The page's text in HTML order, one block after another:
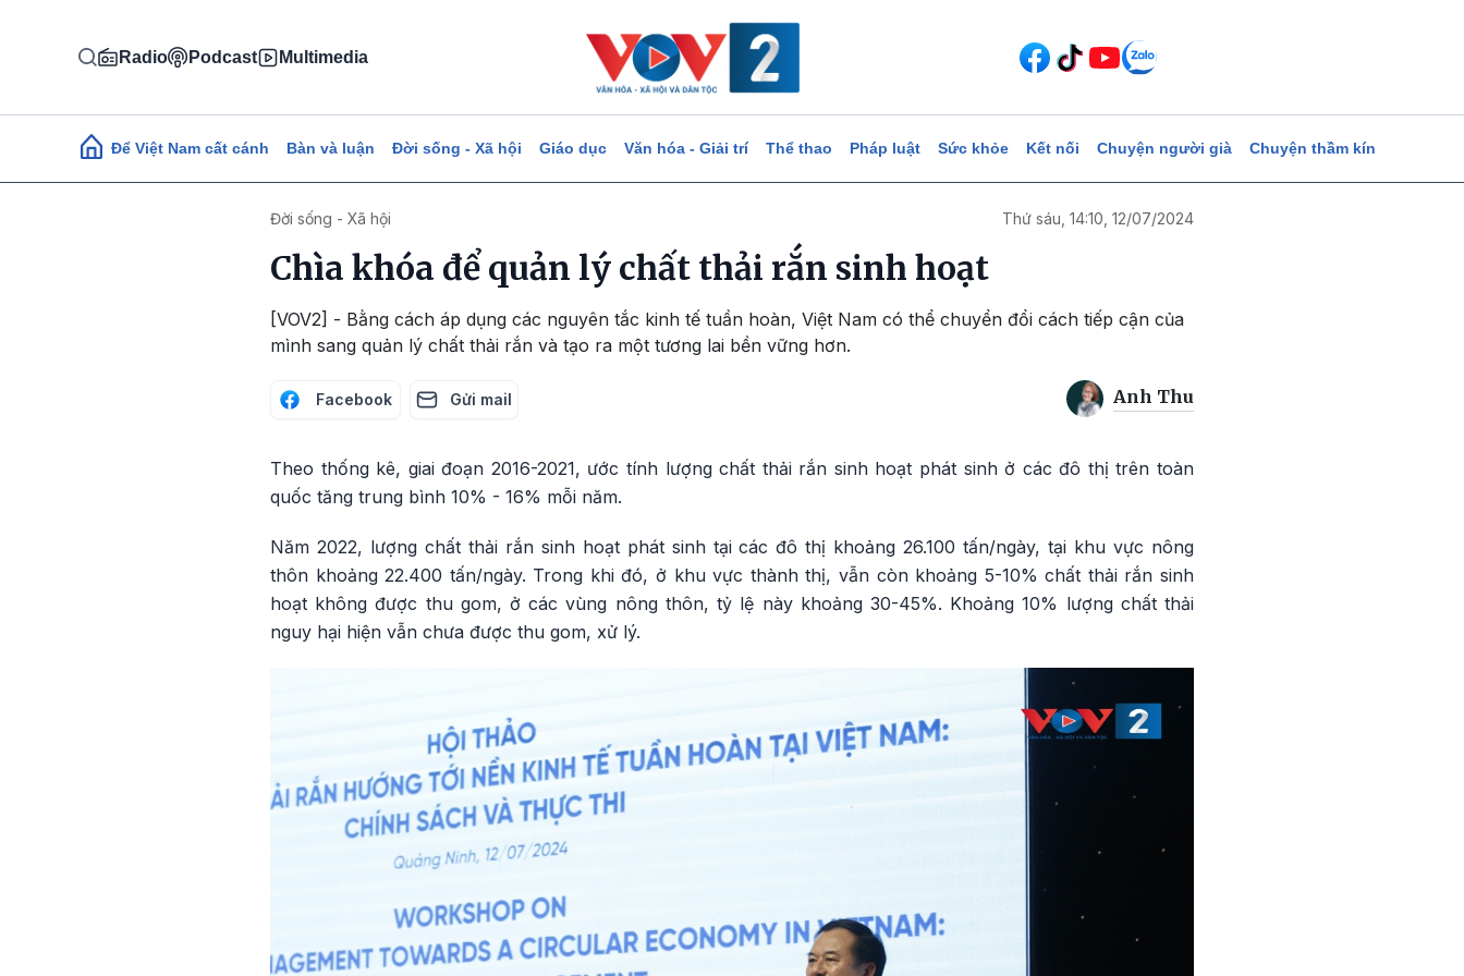
Radio Podcast Multimedia
Main navigation
Để Việt Nam cất cánh Bàn và luận Đời sống - Xã hội Giáo dục Văn hóa - Giải trí Thể thao Pháp luật Sức khỏe Kết nối Chuyện người già Chuyện thầm kín
Đời sống - Xã hội Thứ sáu, 14:10, 12/07/2024
Chìa khóa để quản lý chất thải rắn sinh hoạt
[VOV2] - Bằng cách áp dụng các nguyên tắc kinh tế tuần hoàn, Việt Nam có thể chuyển đổi cách tiếp cận của
mình sang quản lý chất thải rắn và tạo ra một tương lai bền vững hơn.
Facebook Gửi mail Anh Thu
Theo thống kê, giai đoạn 2016-2021, ước tính lượng chất thải rắn sinh hoạt phát sinh ở các đô thị trên toàn
quốc tăng trung bình 10% - 16% mỗi năm.
Năm 2022, lượng chất thải rắn sinh hoạt phát sinh tại các đô thị khoảng 26.100 tấn/ngày, tại khu vực nông
thôn khoảng 22.400 tấn/ngày. Trong khi đó, ở khu vực thành thị, vẫn còn khoảng 5-10% chất thải rắn sinh
hoạt không được thu gom, ở các vùng nông thôn, tỷ lệ này khoảng 30-45%. Khoảng 10% lượng chất thải
nguy hại hiện vẫn chưa được thu gom, xử lý.